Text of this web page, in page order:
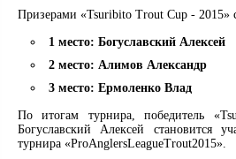
Призерами «Tsuribito Trout Cup - 2015»
1 место: Богуславский Алексей
2 место: Алимов Александр
3 место: Ермоленко Влад
По итогам турнира, победитель
Богуславский Алексей становится
турнира «ProAnglersLeagueTrout2015».